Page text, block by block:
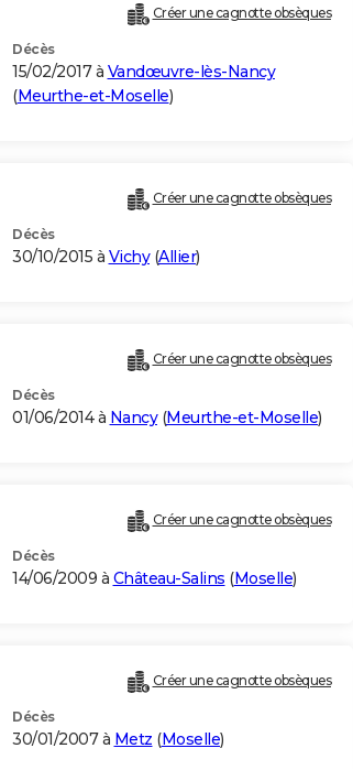
Créer une cagnotte obsèques
Décès
15/02/2017 à Vandœuvre-lès-Nancy
(Meurthe-et-Moselle)
Créer une cagnotte obsèques
Décès
30/10/2015 à Vichy(Allier)
Créer une cagnotte obsèques
Décès
01/06/2014 à Nancy(Meurthe-et-Moselle)
Créer une cagnotte obsèques
Décès
14/06/2009 à Château-Salins (Moselle)
Créer une cagnotte obsèques
Décès
30/01/2007 à Metz (Moselle)